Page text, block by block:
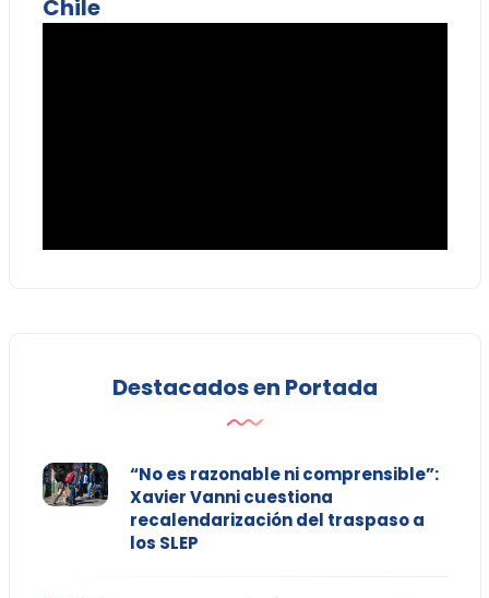
Chile
Destacados en Portada
“No es razonable ni comprensible”:
Xavier Vanni cuestiona
recalendarización del traspaso a
los SLEP